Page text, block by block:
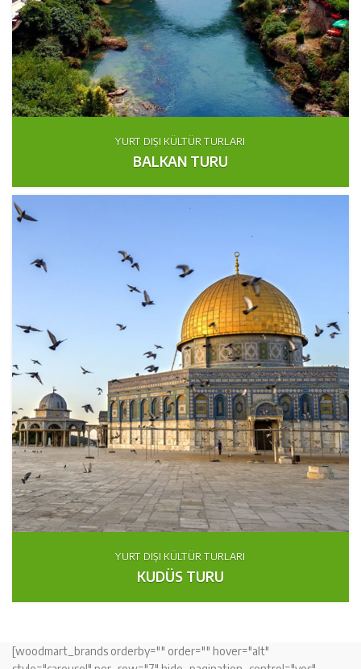
YURT DIŞI KÜLTÜR TURLARI
BALKAN TURU
YURT DIŞI KÜLTÜR TURLARI
KUDÜS TURU
[woodmart_brands orderby="" order="" hover="alt"